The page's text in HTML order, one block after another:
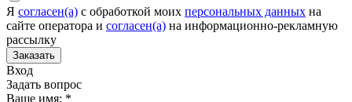
Я согласен(а) c обработкой моих персональных данных на
сайте оператора и согласен(а) на информационно-рекламную
рассылку
Заказать
Вход
Задать вопрос
Ваше имя: *